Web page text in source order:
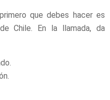
que debes hacer es
Chile. En la llamada, da